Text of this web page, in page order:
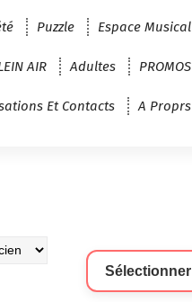
Puzzle Espace Musical
AIR Adultes PROMOS
Et Contacts A Proprs
Sélectionner
Une